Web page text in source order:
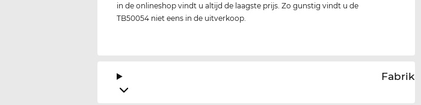
in de onlineshop vindt u altijd de laagste prijs. Zo gunstig vindt u de
TB50054 niet eens in de uitverkoop.